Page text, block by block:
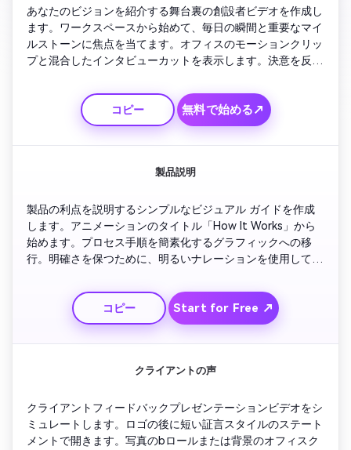
あなたのビジョンを紹介する舞台裏の創設者ビデオを作成し
ます。ワークスペースから始めて、毎日の瞬間と重要なマイ
ルストーンに焦点を当てます。オフィスのモーションクリッ
プと混合したインタビューカットを表示します。決意を反映
ために字幕を含め、信頼性と成長モチベーションを反映した
キャッチフレーズで最終的に仕上げます。
コピー 無料で始める↗
製品説明
製品の利点を説明するシンプルなビジュアル ガイドを作成
します。アニメーションのタイトル「How It Works」から
始めます。プロセス手順を簡素化するグラフィックへの移
行。明確さを保つために、明るいナレーションを使用してく
ョンオーバーレイを追加します。最後に、時間の節約やパフ
ォーマンスの向上など、顧客のメリットを視覚的に説明しま
コピー Start for Free ↗
クライアントの声
クライアントフィードバックプレゼンテーションビデオをシ
ミュレートします。ロゴの後に短い証言スタイルのステート
メントで開きます。写真のbロールまたは背景のオフィスク